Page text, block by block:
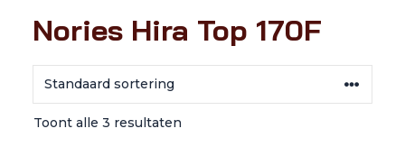
Nories Hira Top 170F
Toont alle 3 resultaten